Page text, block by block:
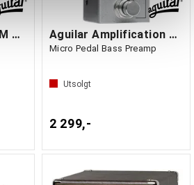
Aguilar DB810-4OHM Classic Black Aguilar Amplification DB925
Micro Pedal Bass Preamp
Utsolgt
2 299,-